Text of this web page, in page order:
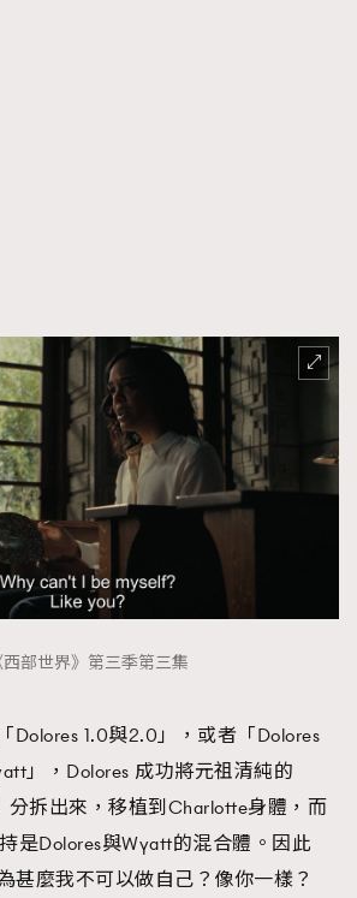
西部世界》第三季第三集
Dolores 1.0與2.0」，或者「Dolores
」，Dolores 成功將元祖清純的
分拆出來，移植到Charlotte身體，而
是Dolores與Wyatt的混合體。因此
甚麼我不可以做自己？像你一樣？